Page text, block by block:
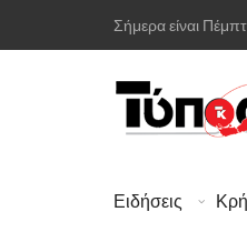
Σήμερα είναι
Ειδήσεις